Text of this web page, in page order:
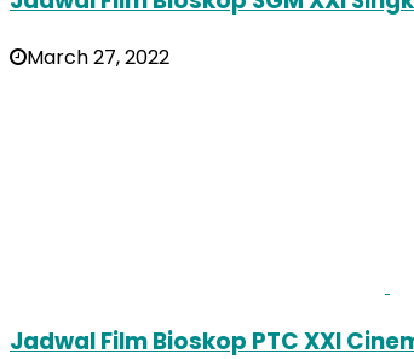
March 27, 2022
Jadwal Film Bioskop PTC XXI